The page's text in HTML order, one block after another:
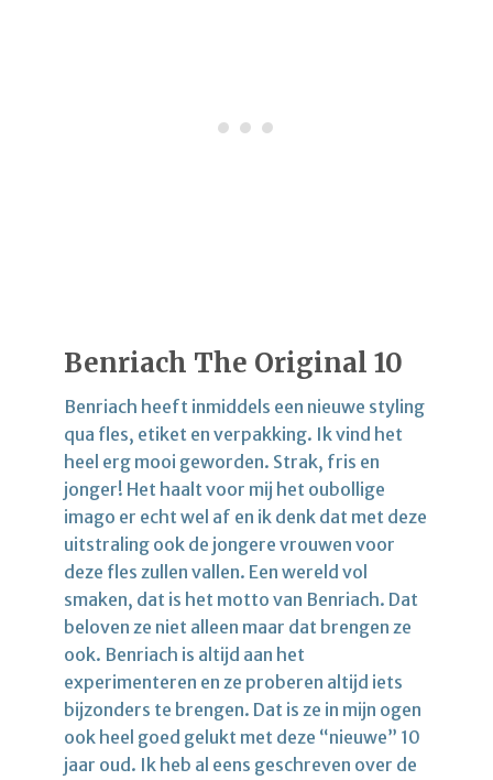
Benriach The Original 10
Benriach heeft inmiddels een nieuwe styling
qua fles, etiket en verpakking. Ik vind het
heel erg mooi geworden. Strak, fris en
jonger! Het haalt voor mij het oubollige
imago er echt wel af en ik denk dat met deze
uitstraling ook de jongere vrouwen voor
deze fles zullen vallen. Een wereld vol
smaken, dat is het motto van Benriach. Dat
beloven ze niet alleen maar dat brengen ze
ook. Benriach is altijd aan het
experimenteren en ze proberen altijd iets
bijzonders te brengen. Dat is ze in mijn ogen
ook heel goed gelukt met deze “nieuwe” 10
jaar oud. Ik heb al eens geschreven over de